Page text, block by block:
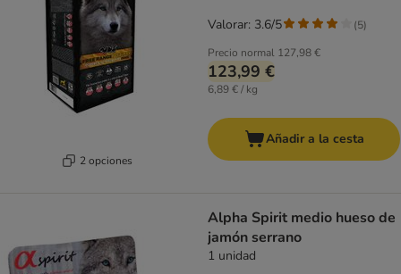
2 opciones
Precio normal 127,98 €
123,99 €
6,89 € / kg
Valorar: 3.6/5 (5)
Añadir a la cesta
Alpha Spirit medio hueso de
jamón serrano
1 unidad